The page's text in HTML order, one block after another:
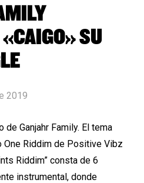
SU
2019
de Ganjahr Family. El tema
One Riddim de Positive Vibz
Riddim” consta de 6
instrumental, donde